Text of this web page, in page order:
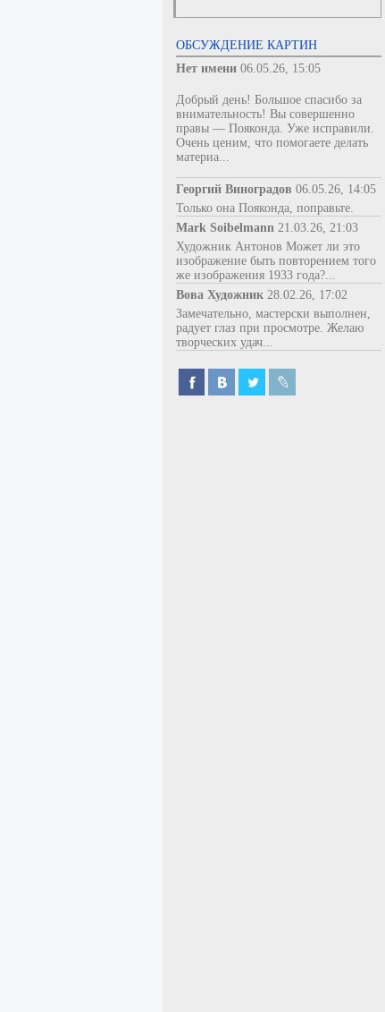
ОБСУЖДЕНИЕ КАРТИН
Нет имени 06.05.26, 15:05
Добрый день! Большое спасибо за
внимательность! Вы совершенно
правы — Пояконда. Уже исправили.
Очень ценим, что помогаете делать
материа...
Георгий Виноградов 06.05.26, 14:05
Только она Пояконда, поправьте.
Mark Soibelmann 21.03.26, 21:03
Художник Антонов Может ли это
изображение быть повторением того
же изображения 1933 года?...
Вова Художник 28.02.26, 17:02
Замечательно, мастерски выполнен,
радует глаз при просмотре. Желаю
творческих удач...